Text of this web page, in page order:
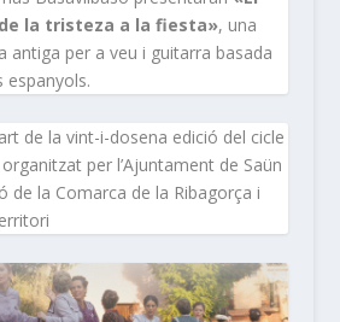
la tristeza a la fiesta», una
antiga per a veu i guitarra basada
espanyols.
de la vint-i-dosena edició del cicle
per l’Ajuntament de Saün
de la Comarca de la Ribagorça i